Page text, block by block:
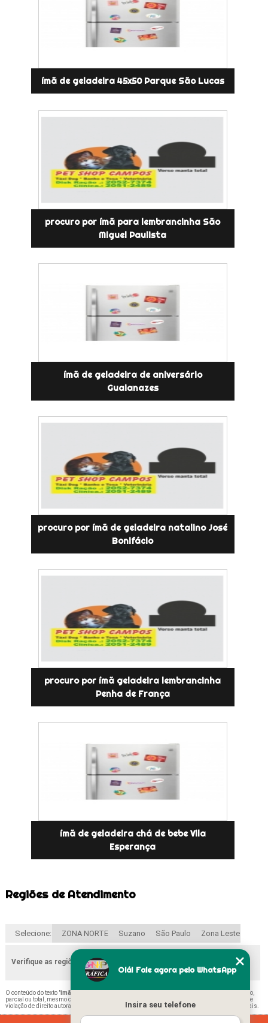
ímã de geladeira 45x50 Parque São Lucas
procuro por ímã para lembrancinha São
Miguel Paulista
ímã de geladeira de aniversário
Guaianazes
procuro por ímã de geladeira natalino José
Bonifácio
procuro por ímã geladeira lembrancinha
Penha de França
ímã de geladeira chá de bebe Vila
Esperança
Regiões de Atendimento
Selecione: ZONA NORTE Suzano São Paulo Zona Leste
Verifique as regiões que atendemos
O conteúdo do texto "ímã Lembrancinha Artur Alvim
" é de direito reservado. Sua reprodução,
parcial ou total, mesmo citando nossos links, é proibida sem a autorização do autor. Crime de
violação de direito autoral – artigo 184 do Código Penal –Lei 9610/98 - Lei de direitos autorais
Olá! Fale agora pelo WhatsApp
Insira seu telefone